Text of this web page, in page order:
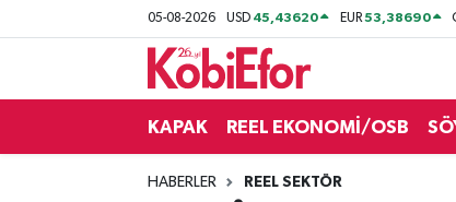
05-08-2026 USD 45,43620 EUR53,38690
KAPAK REEL EKONOMİ/OSB
HABERLER REEL SEKTÖR
BİLİŞİM PANO